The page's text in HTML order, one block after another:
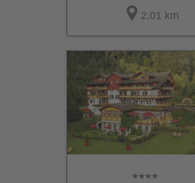
2,01 km